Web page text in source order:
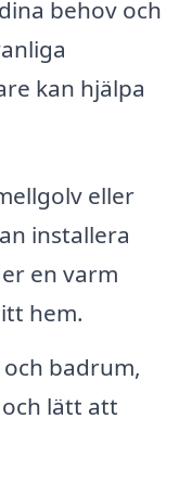
behov och
kan hjälpa
eller
installera
en varm
hem.
badrum,
lätt att